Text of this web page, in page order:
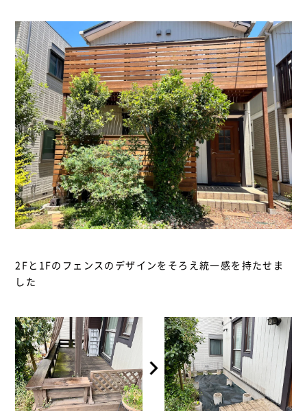
2Fと1Fのフェンスのデザインをそろえ統一感を持たせま
した